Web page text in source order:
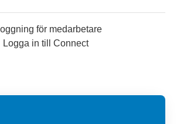
för medarbetare
Logga in till Connect